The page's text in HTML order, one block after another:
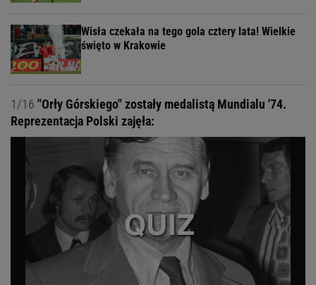
Wisła czekała na tego gola cztery lata! Wielkie
święto w Krakowie
1/16 "Orły Górskiego" zostały medalistą Mundialu '74.
Reprezentacja Polski zajęła: